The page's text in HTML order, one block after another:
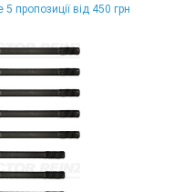
пропозиції від 450 грн